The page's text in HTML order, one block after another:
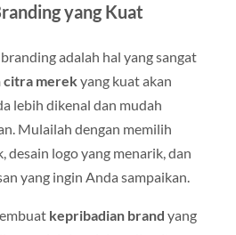
yang Kuat
adalah hal yang sangat
citra merekyang kuat akan
lebih dikenal dan mudah
Mulailah dengan memilih
desain logo yang menarik, dan
yang ingin Anda sampaikan.
kepribadian brand yang